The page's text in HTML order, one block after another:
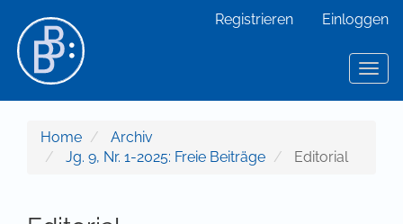
Hauptinhalt
Sidebar
Registrieren Einloggen
Home
Archiv
Jg. 9, Nr. 1-2025: Freie Beiträge
Editorial